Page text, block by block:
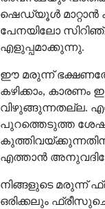
ഷെഡ്യൂൾ മാറ്റാൻ
പേനയിലോ
എളുപ്പമാക്കുന്നു.
ഈ മരുന്ന്
കഴിക്കാം,
വിഴുങ്ങുന്നതല്ല.
പുറത്തെടുത്ത ശേഷം
കുത്തിവയ്ക്കുന്നതിന്
എത്താൻ
നിങ്ങളുടെ മരുന്ന്
ഒരിക്കലും